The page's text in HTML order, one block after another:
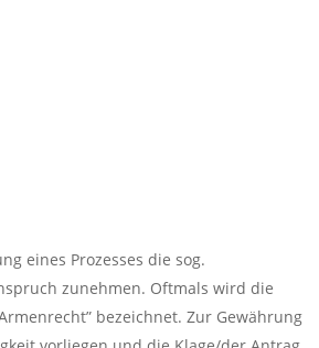
eines Prozesses die sog.
zunehmen. Oftmals wird die
bezeichnet. Zur Gewährung